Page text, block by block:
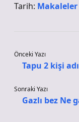
Tarih: Makaleler
Önceki Yazı
Tapu 2 kişi
Sonraki Yazı
Gazlı bez Ne